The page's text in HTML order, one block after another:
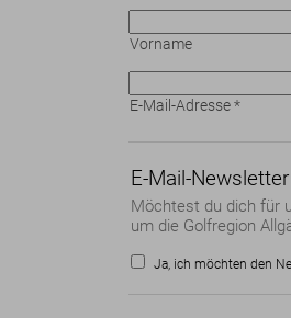
Vorname
E-Mail-Adresse*
E-Mail-Newsletter
Möchtest du dich für
um die Golfregion
Ja, ich möchten den